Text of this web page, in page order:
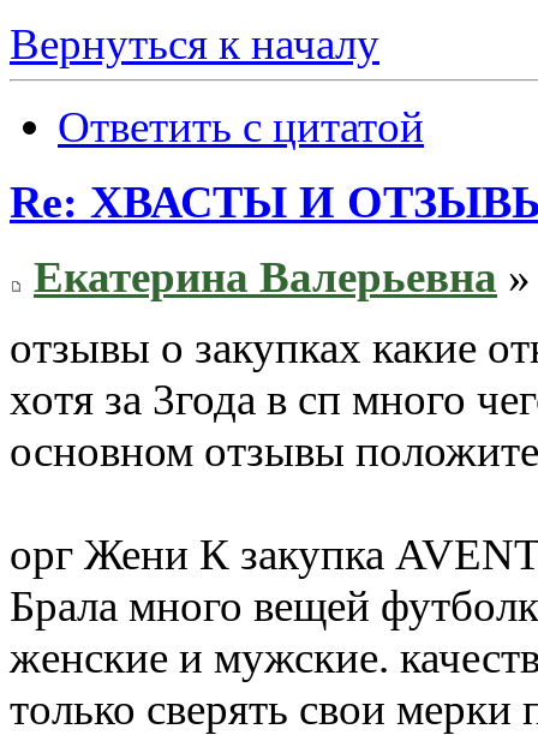
Вернуться к началу
Ответить с цитатой
Re: ХВАСТЫ И
Екатерина Валерьевна
отзывы о закупках какие
хотя за 3года в сп много
основном отзывы
орг Жени К закупка
Брала много вещей
женские и мужские.
только сверять свои мерки